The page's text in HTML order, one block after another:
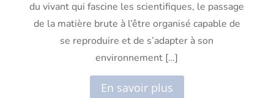
du vivant qui fascine les scientifiques, le passage
de la matière brute à l’être organisé capable de
se reproduire et de s’adapter à son
environnement […]
En savoir plus